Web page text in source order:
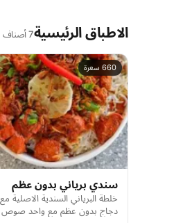
الاطباق الرئيسية7 أصناف
660 سعرة
سندي برياني بدون عظم
خلطة البرياني السندية الاصلية مع
دجاج بدون عظم مع واحد صوص